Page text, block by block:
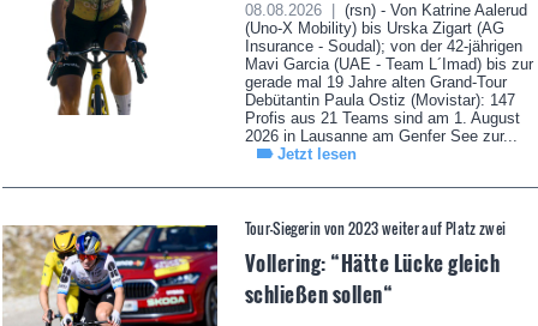
08.08.2026 |
(rsn) - Von Katrine Aalerud
(Uno-X Mobility) bis Urska Zigart (AG
Insurance - Soudal); von der 42-jährigen
Mavi Garcia (UAE - Team L´Imad) bis zur
gerade mal 19 Jahre alten Grand-Tour
Debütantin Paula Ostiz (Movistar): 147
Profis aus 21 Teams sind am 1. August
2026 in Lausanne am Genfer See zur...
Jetzt lesen
Tour-Siegerin von 2023 weiter auf Platz zwei
Vollering: “Hätte Lücke gleich
schließen sollen“